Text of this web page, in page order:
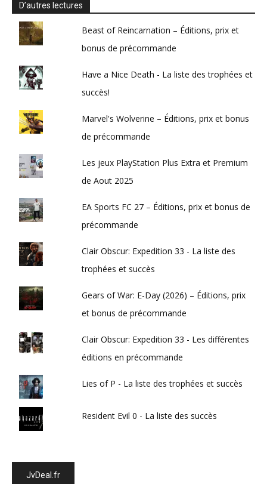
D’autres lectures
Beast of Reincarnation – Éditions, prix et
bonus de précommande
Have a Nice Death - La liste des trophées et
succès!
Marvel's Wolverine – Éditions, prix et bonus
de précommande
Les jeux PlayStation Plus Extra et Premium
de Aout 2025
EA Sports FC 27 – Éditions, prix et bonus de
précommande
Clair Obscur: Expedition 33 - La liste des
trophées et succès
Gears of War: E-Day (2026) – Éditions, prix
et bonus de précommande
Clair Obscur: Expedition 33 - Les différentes
éditions en précommande
Lies of P - La liste des trophées et succès
Resident Evil 0 - La liste des succès
JvDeal.fr